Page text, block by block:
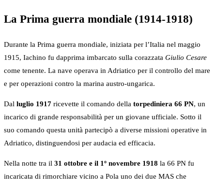
La Prima guerra mondiale (1914-1918)
Durante la Prima guerra mondiale, iniziata per l’Italia nel maggio
1915, Iachino fu dapprima imbarcato sulla corazzata Giulio Cesare
come tenente. La nave operava in Adriatico per il controllo del mare
e per operazioni contro la marina austro-ungarica.
Dal luglio 1917 ricevette il comando della torpediniera 66 PN, un
incarico di grande responsabilità per un giovane ufficiale. Sotto il
suo comando questa unità partecipò a diverse missioni operative in
Adriatico, distinguendosi per audacia ed efficacia.
Nella notte tra il 31 ottobre e il 1º novembre 1918 la 66 PN fu
incaricata di rimorchiare vicino a Pola uno dei due MAS che